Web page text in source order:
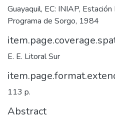
Guayaquil, EC: INIAP,
Programa de Sorgo, 1984
E. E. Litoral Sur
113 p.
Abstract